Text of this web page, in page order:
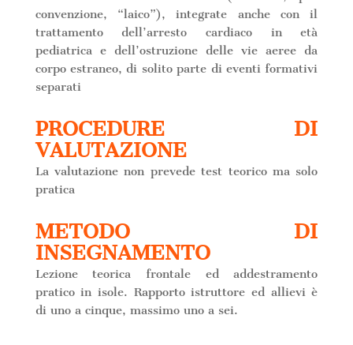
convenzione, “laico”), integrate anche con il
trattamento dell’arresto cardiaco in età
pediatrica e dell’ostruzione delle vie aeree da
corpo estraneo, di solito parte di eventi formativi
separati
PROCEDURE DI
VALUTAZIONE
La valutazione non prevede test teorico ma solo
pratica
METODO DI
INSEGNAMENTO
Lezione teorica frontale ed addestramento
pratico in isole. Rapporto istruttore ed allievi è
di uno a cinque, massimo uno a sei.